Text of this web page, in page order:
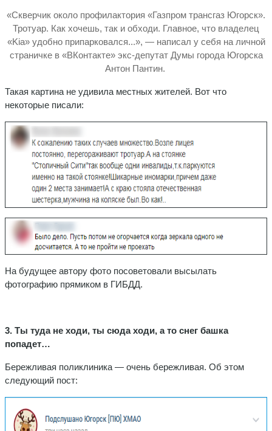
«Скверчик около профилактория «Газпром трансгаз Югорск».
Тротуар. Как хочешь, так и обходи. Главное, что владелец
«Kia» удобно припарковался...», — написал у себя на личной
страничке в «ВКонтакте» экс-депутат Думы города Югорска
Антон Пантин.
Такая картина не удивила местных жителей. Вот что
некоторые писали:
На будущее автору фото посоветовали высылать
фотографию прямиком в ГИБДД.
3. Ты туда не ходи, ты сюда ходи, а то снег башка
попадет…
Бережливая поликлиника — очень бережливая. Об этом
следующий пост: